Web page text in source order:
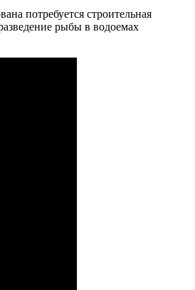
потребуется строительная
рыбы в водоемах